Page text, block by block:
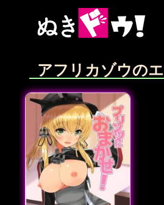
アフリカゾウの